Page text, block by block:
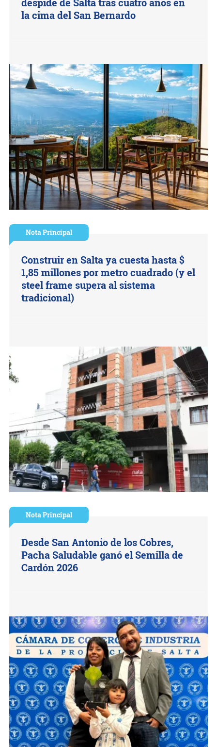
la cima del San Bernardo
Nota Principal
Construir en Salta ya cuesta hasta $
1,85 millones por metro cuadrado (y el
steel frame supera al sistema
tradicional)
Nota Principal
Desde San Antonio de los Cobres,
Pacha Saludable ganó el Semilla de
Cardón 2026